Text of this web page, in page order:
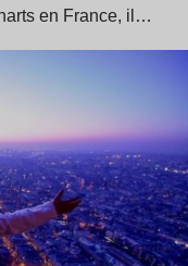
en France, il…